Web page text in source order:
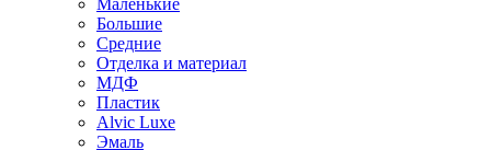
Маленькие
Большие
Средние
Отделка и материал
МДФ
Пластик
Alvic Luxe
Эмаль